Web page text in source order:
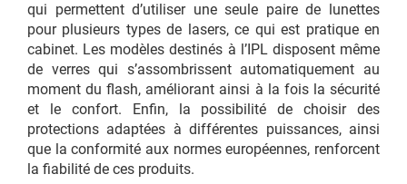
qui permettent d’utiliser une seule paire de lunettes
pour plusieurs types de lasers, ce qui est pratique en
cabinet. Les modèles destinés à l’IPL disposent même
de verres qui s’assombrissent automatiquement au
moment du flash, améliorant ainsi à la fois la sécurité
et le confort. Enfin, la possibilité de choisir des
protections adaptées à différentes puissances, ainsi
que la conformité aux normes européennes, renforcent
la fiabilité de ces produits.